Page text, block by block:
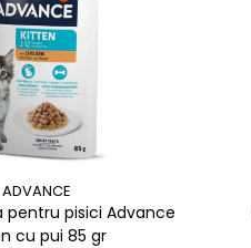
ADVANCE
pentru pisici Advance
cu pui 85 gr